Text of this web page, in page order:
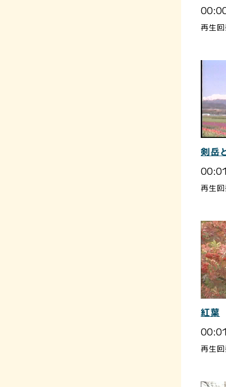
再生
剣岳
再生
紅葉
再生